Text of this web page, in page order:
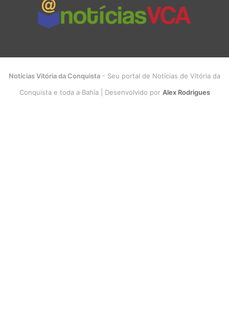
Notícias Vitória da Conquista - Seu portal de Notícias de Vitória da
Conquista e toda a Bahia | Desenvolvido por Alex Rodrigues